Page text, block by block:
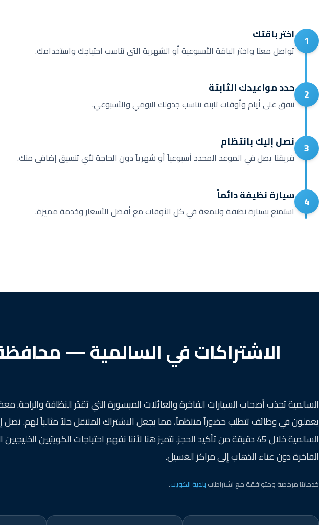
1 اختر باقتك
تواصل معنا واختر الباقة الأسبوعية أو الشهرية التي تناسب احتياجك واستخدامك.
2 حدد مواعيدك الثابتة
نتفق على أيام وأوقات ثابتة تناسب جدولك اليومي والأسبوعي.
3 نصل إليك بانتظام
فريقنا يصل في الموعد المحدد أسبوعياً أو شهرياً دون الحاجة لأي تنسيق إضافي منك.
4 سيارة نظيفة دائماً
استمتع بسيارة نظيفة ولامعة في كل الأوقات مع أفضل الأسعار وخدمة مميزة.
الاشتراكات في السالمية —
السالمية تجذب أصحاب السيارات الفاخرة والعائلات الميسورة التي تقدّر النظافة
يعملون في وظائف تتطلب حضوراً منتظماً، مما يجعل الاشتراك المتنقل حلاً مثالياً لهم.
السالمية خلال 45 دقيقة من تأكيد الحجز. نتميز هنا لأننا نفهم احتياجات الكويتيين
الفاخرة دون عناء الذهاب إلى مراكز الغسيل.
خدماتنا مرخصة ومتوافقة مع اشتراطاتبلدية الكويت.